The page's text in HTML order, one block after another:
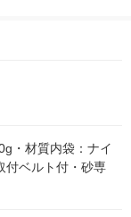
・材質内袋：ナイ
付ベルト付・砂専